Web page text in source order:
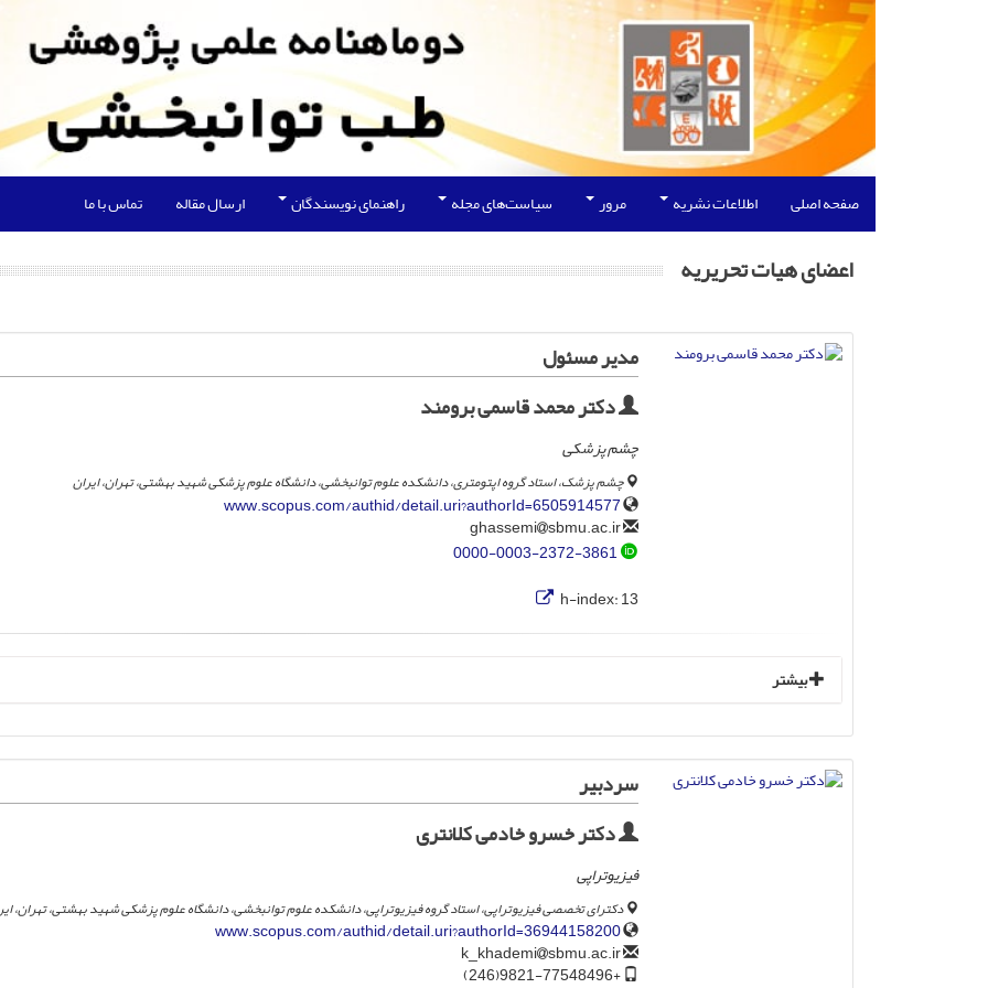
صفحه اصلی اطلاعات نشریه مرور سیاست‌های مجله راهنمای نویسندگان ارسال مقاله تماس با ما
اعضای هیات تحریریه
مدیر مسئول
دکتر محمد قاسمی برومند
چشم پزشکی
چشم پزشک، استاد گروه اپتومتری، دانشکده علوم توانبخشی، دانشگاه علوم پزشکی شهید بهشتی، تهران، ایران
www.scopus.com/authid/detail.uri?authorId=6505914577
sbmu.ac.ir
0000-0003-2372-3861
h-index:13
بیشتر
سردبیر
دکتر خسرو خادمی کلانتری
فیزیوتراپی
دکترای تخصصی فیزیوتراپی، استاد گروه فیزیوتراپی، دانشکده علوم توانبخشی، دانشگاه علوم پزشکی شهید بهشتی، تهران،
www.scopus.com/authid/detail.uri?authorId=36944158200
sbmu.ac.ir
+9821-77548496(246)